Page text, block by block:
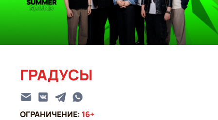
ГРАДУСЫ
ОГРАНИЧЕНИЕ: 16+